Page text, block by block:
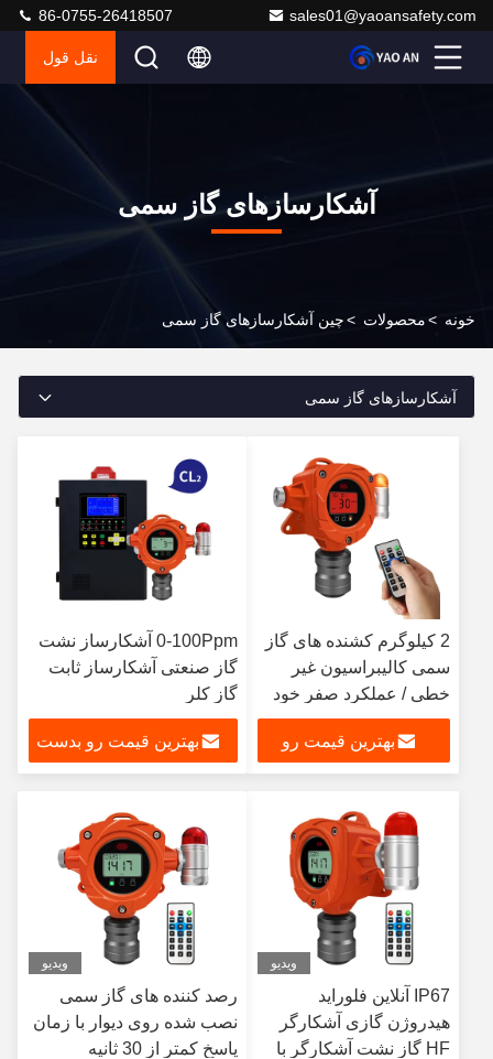
sales01@yaoansafety.com
86-0755-26418507
نقل قول
آشکارسازهای گاز سمی
خونه >محصولات >چین آشکارسازهای گاز سمی
آشکارسازهای گاز سمی
2 کیلوگرم کشنده های گاز
سمی کالیبراسیون غیر
خطی / عملکرد صفر خود
کالیبراسیون
بهترین قیمت رو
0-100Ppm آشکارساز نشت
گاز صنعتی آشکارساز ثابت
گاز کلر
بهترین قیمت رو بدست
ویدیو
IP67 آنلاین فلوراید
هیدروژن گازی آشکارگر
HF گاز نشت آشکارگر با
ویدیو
رصد کننده های گاز سمی
نصب شده روی دیوار با زمان
پاسخ کمتر از 30 ثانیه